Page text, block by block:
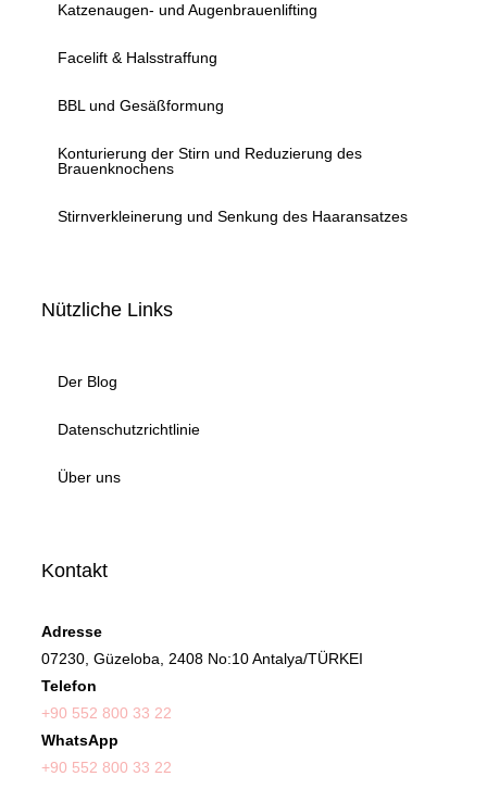
Katzenaugen- und Augenbrauenlifting
Facelift & Halsstraffung
BBL und Gesäßformung
Konturierung der Stirn und Reduzierung des
Brauenknochens
Stirnverkleinerung und Senkung des Haaransatzes
Nützliche Links
Der Blog
Datenschutzrichtlinie
Über uns
Kontakt
Adresse
07230, Güzeloba, 2408 No:10 Antalya/TÜRKEI
Telefon
+90 552 800 33 22
WhatsApp
+90 552 800 33 22